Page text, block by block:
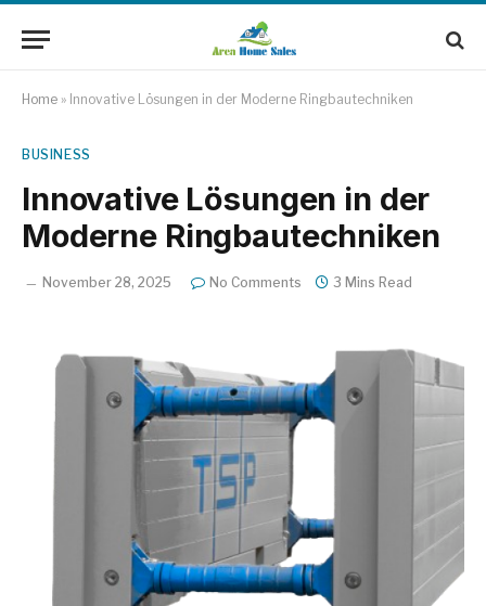
Home » Innovative Lösungen in der Moderne Ringbautechniken
BUSINESS
Innovative Lösungen in der
Moderne Ringbautechniken
November 28, 2025 No Comments 3 Mins Read